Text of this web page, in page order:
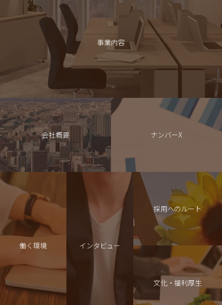
事業内容
会社概要 ナンバーX
働く環境 インタビュー
採用へのルート
文化・福利厚生